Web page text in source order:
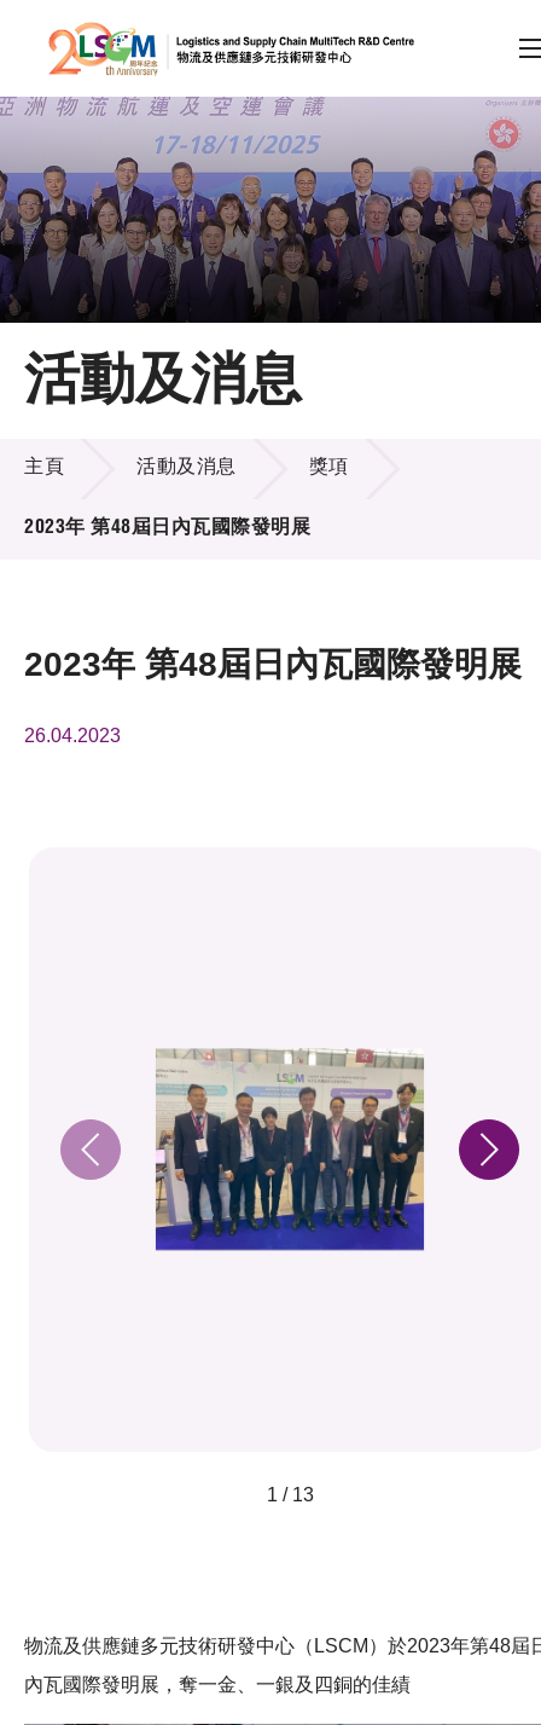
跳到內容（按回車鍵）
會員登入
A A EN 繁 简
主頁
關於LSCM
技術商品化
項目及資助計劃
活動及消息
活動及消息
主頁 活動及消息 獎項
2023年 第48屆日內瓦國際發明展
2023年 第48屆日內瓦國際發明展
26.04.2023
1 / 13
物流及供應鏈多元技術研發中心（LSCM）於2023年第48屆
內瓦國際發明展，奪一金、一銀及四銅的佳績